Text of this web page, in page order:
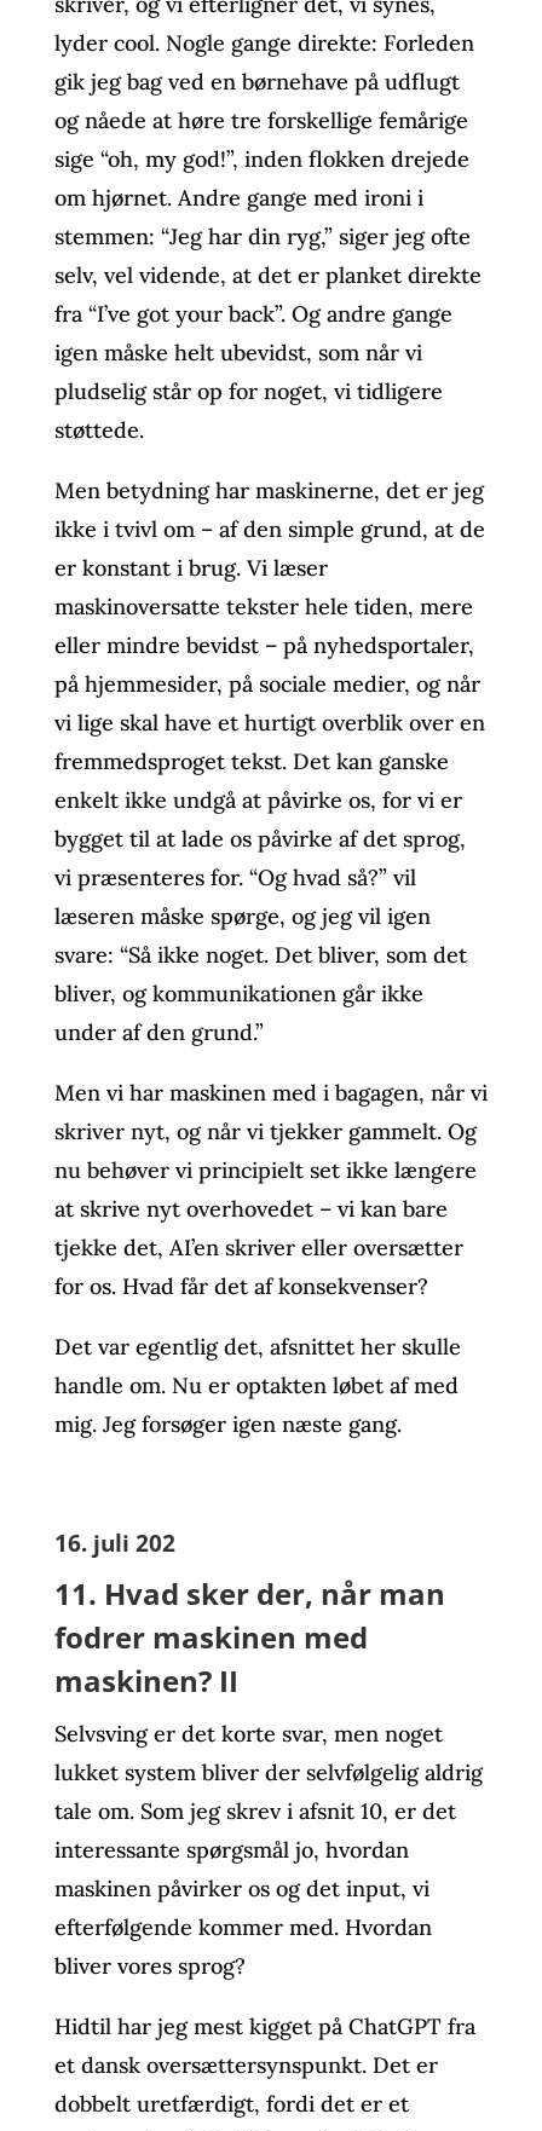
lyder cool. Nogle gange direkte: Forleden
gik jeg bag ved en børnehave på udflugt
og nåede at høre tre forskellige femårige
sige “oh, my god!”, inden flokken drejede
om hjørnet. Andre gange med ironi i
stemmen: “Jeg har din ryg,” siger jeg ofte
selv, vel vidende, at det er planket direkte
fra “I’ve got your back”. Og andre gange
igen måske helt ubevidst, som når vi
pludselig står op for noget, vi tidligere
støttede.
Men betydning har maskinerne, det er jeg
ikke i tvivl om – af den simple grund, at de
er konstant i brug. Vi læser
maskinoversatte tekster hele tiden, mere
eller mindre bevidst – på nyhedsportaler,
på hjemmesider, på sociale medier, og når
vi lige skal have et hurtigt overblik over en
fremmedsproget tekst. Det kan ganske
enkelt ikke undgå at påvirke os, for vi er
bygget til at lade os påvirke af det sprog,
vi præsenteres for. “Og hvad så?” vil
læseren måske spørge, og jeg vil igen
svare: “Så ikke noget. Det bliver, som det
bliver, og kommunikationen går ikke
under af den grund.”
Men vi har maskinen med i bagagen, når vi
skriver nyt, og når vi tjekker gammelt. Og
nu behøver vi principielt set ikke længere
at skrive nyt overhovedet – vi kan bare
tjekke det, AI’en skriver eller oversætter
for os. Hvad får det af konsekvenser?
Det var egentlig det, afsnittet her skulle
handle om. Nu er optakten løbet af med
mig. Jeg forsøger igen næste gang.
16. juli 202
11. Hvad sker der, når man
fodrer maskinen med
maskinen? II
Selvsving er det korte svar, men noget
lukket system bliver der selvfølgelig aldrig
tale om. Som jeg skrev i afsnit 10, er det
interessante spørgsmål jo, hvordan
maskinen påvirker os og det input, vi
efterfølgende kommer med. Hvordan
bliver vores sprog?
Hidtil har jeg mest kigget på ChatGPT fra
et dansk oversættersynspunkt. Det er
dobbelt uretfærdigt, fordi det er et